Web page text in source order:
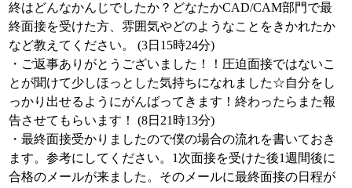
終はどんなかんじでしたか？どなたかCAD/CAM部門で最
終面接を受けた方、雰囲気やどのようなことをきかれたか
など教えてください。 (3日15時24分)
・ご返事ありがとうございました！！圧迫面接ではないこ
とが聞けて少しほっとした気持ちになれました☆自分をし
っかり出せるようにがんばってきます！終わったらまた報
告させてもらいます！ (8日21時13分)
・最終面接受かりましたので僕の場合の流れを書いておき
ます。参考にしてください。1次面接を受けた後1週間後に
合格のメールが来ました。そのメールに最終面接の日程が